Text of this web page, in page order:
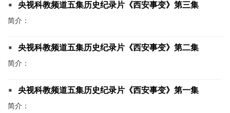
央视科教频道五集历史纪录片《西安事变》第三集
简介：
央视科教频道五集历史纪录片《西安事变》第二集
简介：
央视科教频道五集历史纪录片《西安事变》第一集
简介：